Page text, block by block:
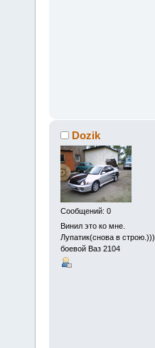
Dozik
Сообщений: 0
Винил это ко мне.
Лупатик(снова в строю.)))
боевой Ваз 2104